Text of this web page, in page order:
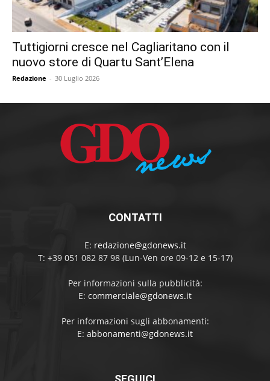
Tuttigiorni cresce nel Cagliaritano con il
nuovo store di Quartu Sant’Elena
Redazione - 30 Luglio 2026
CONTATTI
E: redazione@gdonews.it
T: +39 051 082 87 98 (Lun-Ven ore 09-12 e 15-17)
Per informazioni sulla pubblicità:
E: commerciale@gdonews.it
Per informazioni sugli abbonamenti:
E: abbonamenti@gdonews.it